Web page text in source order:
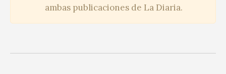
ambas publicaciones de La Diaria.